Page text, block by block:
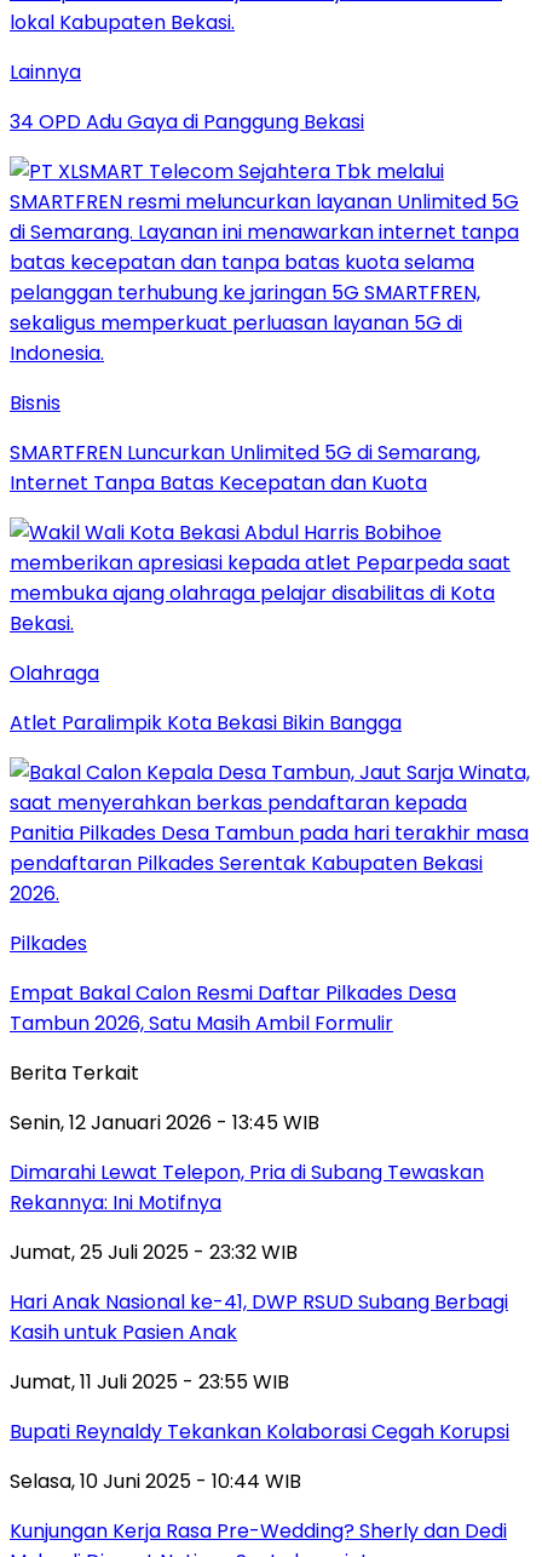
Lainnya
34 OPD Adu Gaya di Panggung Bekasi
Bisnis
SMARTFREN Luncurkan Unlimited 5G di Semarang,
Internet Tanpa Batas Kecepatan dan Kuota
Olahraga
Atlet Paralimpik Kota Bekasi Bikin Bangga
Pilkades
Empat Bakal Calon Resmi Daftar Pilkades Desa
Tambun 2026, Satu Masih Ambil Formulir
Berita Terkait
Senin, 12 Januari 2026 - 13:45 WIB
Dimarahi Lewat Telepon, Pria di Subang Tewaskan
Rekannya: Ini Motifnya
Jumat, 25 Juli 2025 - 23:32 WIB
Hari Anak Nasional ke-41, DWP RSUD Subang Berbagi
Kasih untuk Pasien Anak
Jumat, 11 Juli 2025 - 23:55 WIB
Bupati Reynaldy Tekankan Kolaborasi Cegah Korupsi
Selasa, 10 Juni 2025 - 10:44 WIB
Kunjungan Kerja Rasa Pre-Wedding? Sherly dan Dedi